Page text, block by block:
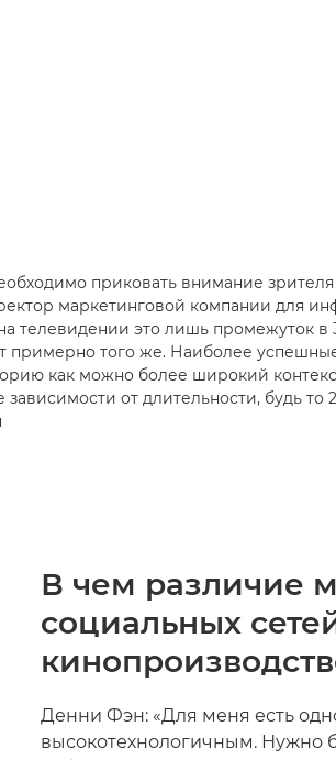
приковать внимание
маркетинговой компании для
телевидении это лишь промежуток в
примерно того же. Наиболее
как можно более широкий
от длительности, будь то
В чем различие
социальных
Денни Фэн: «Для меня есть
высокотехнологичным. Нужно